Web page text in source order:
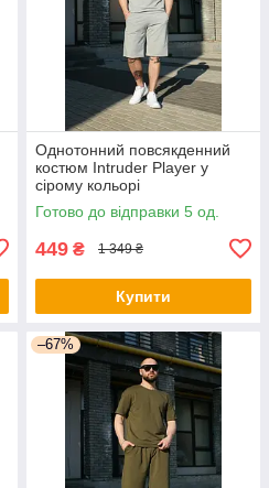
Однотонний повсякденний
костюм Intruder Player у
сірому кольорі
Готово до відправки 5 од.
449 ₴ 1 349 ₴
Купити
–67%